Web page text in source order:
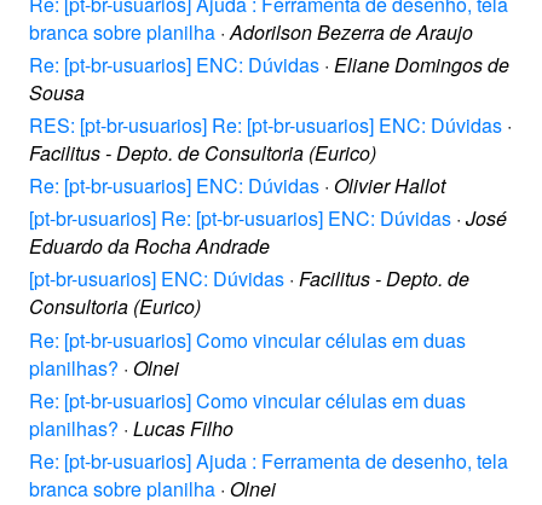
branca sobre planilha · Adorilson Bezerra de Araujo
Re: [pt-br-usuarios] ENC: Dúvidas · Eliane Domingos de
Sousa
RES: [pt-br-usuarios] Re: [pt-br-usuarios] ENC: Dúvidas ·
Facilitus - Depto. de Consultoria (Eurico)
Re: [pt-br-usuarios] ENC: Dúvidas · Olivier Hallot
[pt-br-usuarios] Re: [pt-br-usuarios] ENC: Dúvidas · José
Eduardo da Rocha Andrade
[pt-br-usuarios] ENC: Dúvidas · Facilitus - Depto. de
Consultoria (Eurico)
Re: [pt-br-usuarios] Como vincular células em duas
planilhas? · Olnei
Re: [pt-br-usuarios] Como vincular células em duas
planilhas? · Lucas Filho
Re: [pt-br-usuarios] Ajuda : Ferramenta de desenho, tela
branca sobre planilha · Olnei